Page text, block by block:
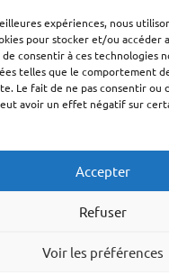
expériences, nous
pour stocker et/ou accéder
consentir à ces technologies
telles que le comportement
Le fait de ne pas consentir ou
avoir un effet négatif sur
Accepter
Refuser
Voir les préférences
Outremer Santé
précédente
la 17e édition de la
Martinique : la
Facebook
YouTube
TikTok